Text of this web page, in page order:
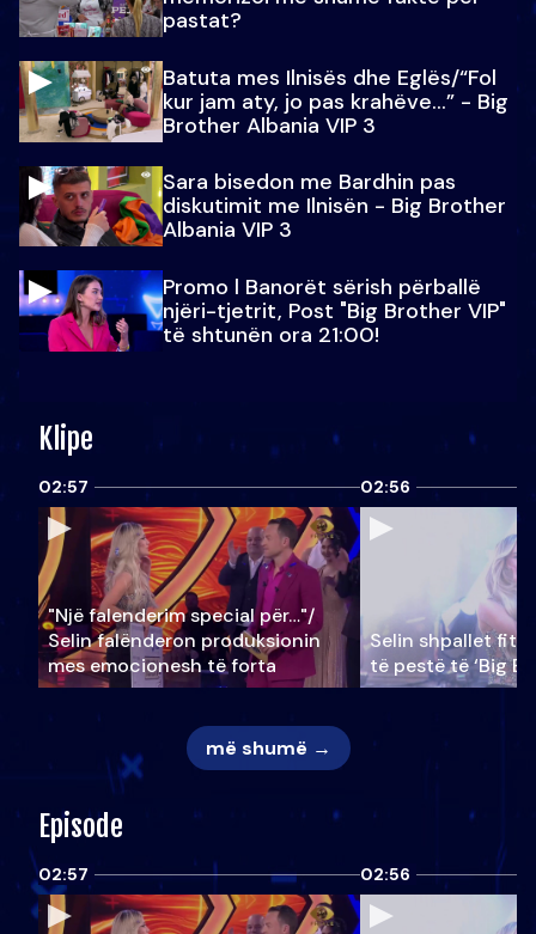
pastat?
Batuta mes Ilnisës dhe Eglës/“Fol
kur jam aty, jo pas krahëve…” - Big
Brother Albania VIP 3
Sara bisedon me Bardhin pas
diskutimit me Ilnisën - Big Brother
Albania VIP 3
Promo l Banorët sërish përballë
njëri-tjetrit, Post "Big Brother VIP"
të shtunën ora 21:00!
Klipe
02:57
"Një falenderim special për…"/
Selin falënderon produksionin
mes emocionesh të forta
02:56
Selin shpallet
të pestë të ‘Big
më shumë →
Episode
02:57 02:56